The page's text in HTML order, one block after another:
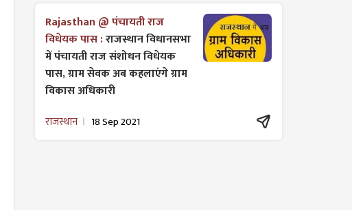
Rajasthan @ पंचायती राज
विधेयक पास :राजस्थान विधानसभा
में पंचायती राज ​संशोधन विधेयक
पास, ग्राम सेवक अब कहलाएंगे ग्राम
विकास अधिकारी
राजस्थान 18 Sep 2021